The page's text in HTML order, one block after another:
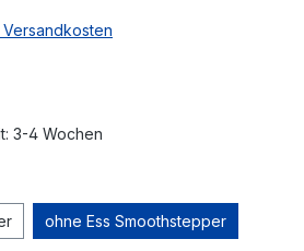
von 5 von 5 Sternen
3-4 Wochen
ohne Ess Smoothstepper